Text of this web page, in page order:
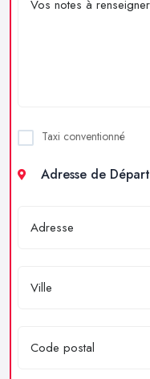
Taxi conventionné
Adresse de Départ